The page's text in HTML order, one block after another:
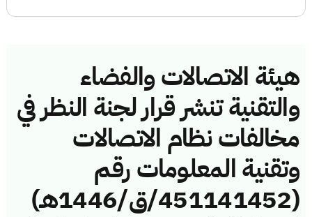
هيئة الاتصالات والفضاء
والتقنية تنشر قرار لجنة النظر في
مخالفات نظام الاتصالات
وتقنية المعلومات رقم
(451141452/ق/1446هـ)